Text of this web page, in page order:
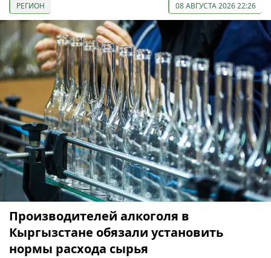
РЕГИОН 08 АВГУСТА 2026 22:26
Производителей алкоголя в
Кыргызстане обязали установить
нормы расхода сырья